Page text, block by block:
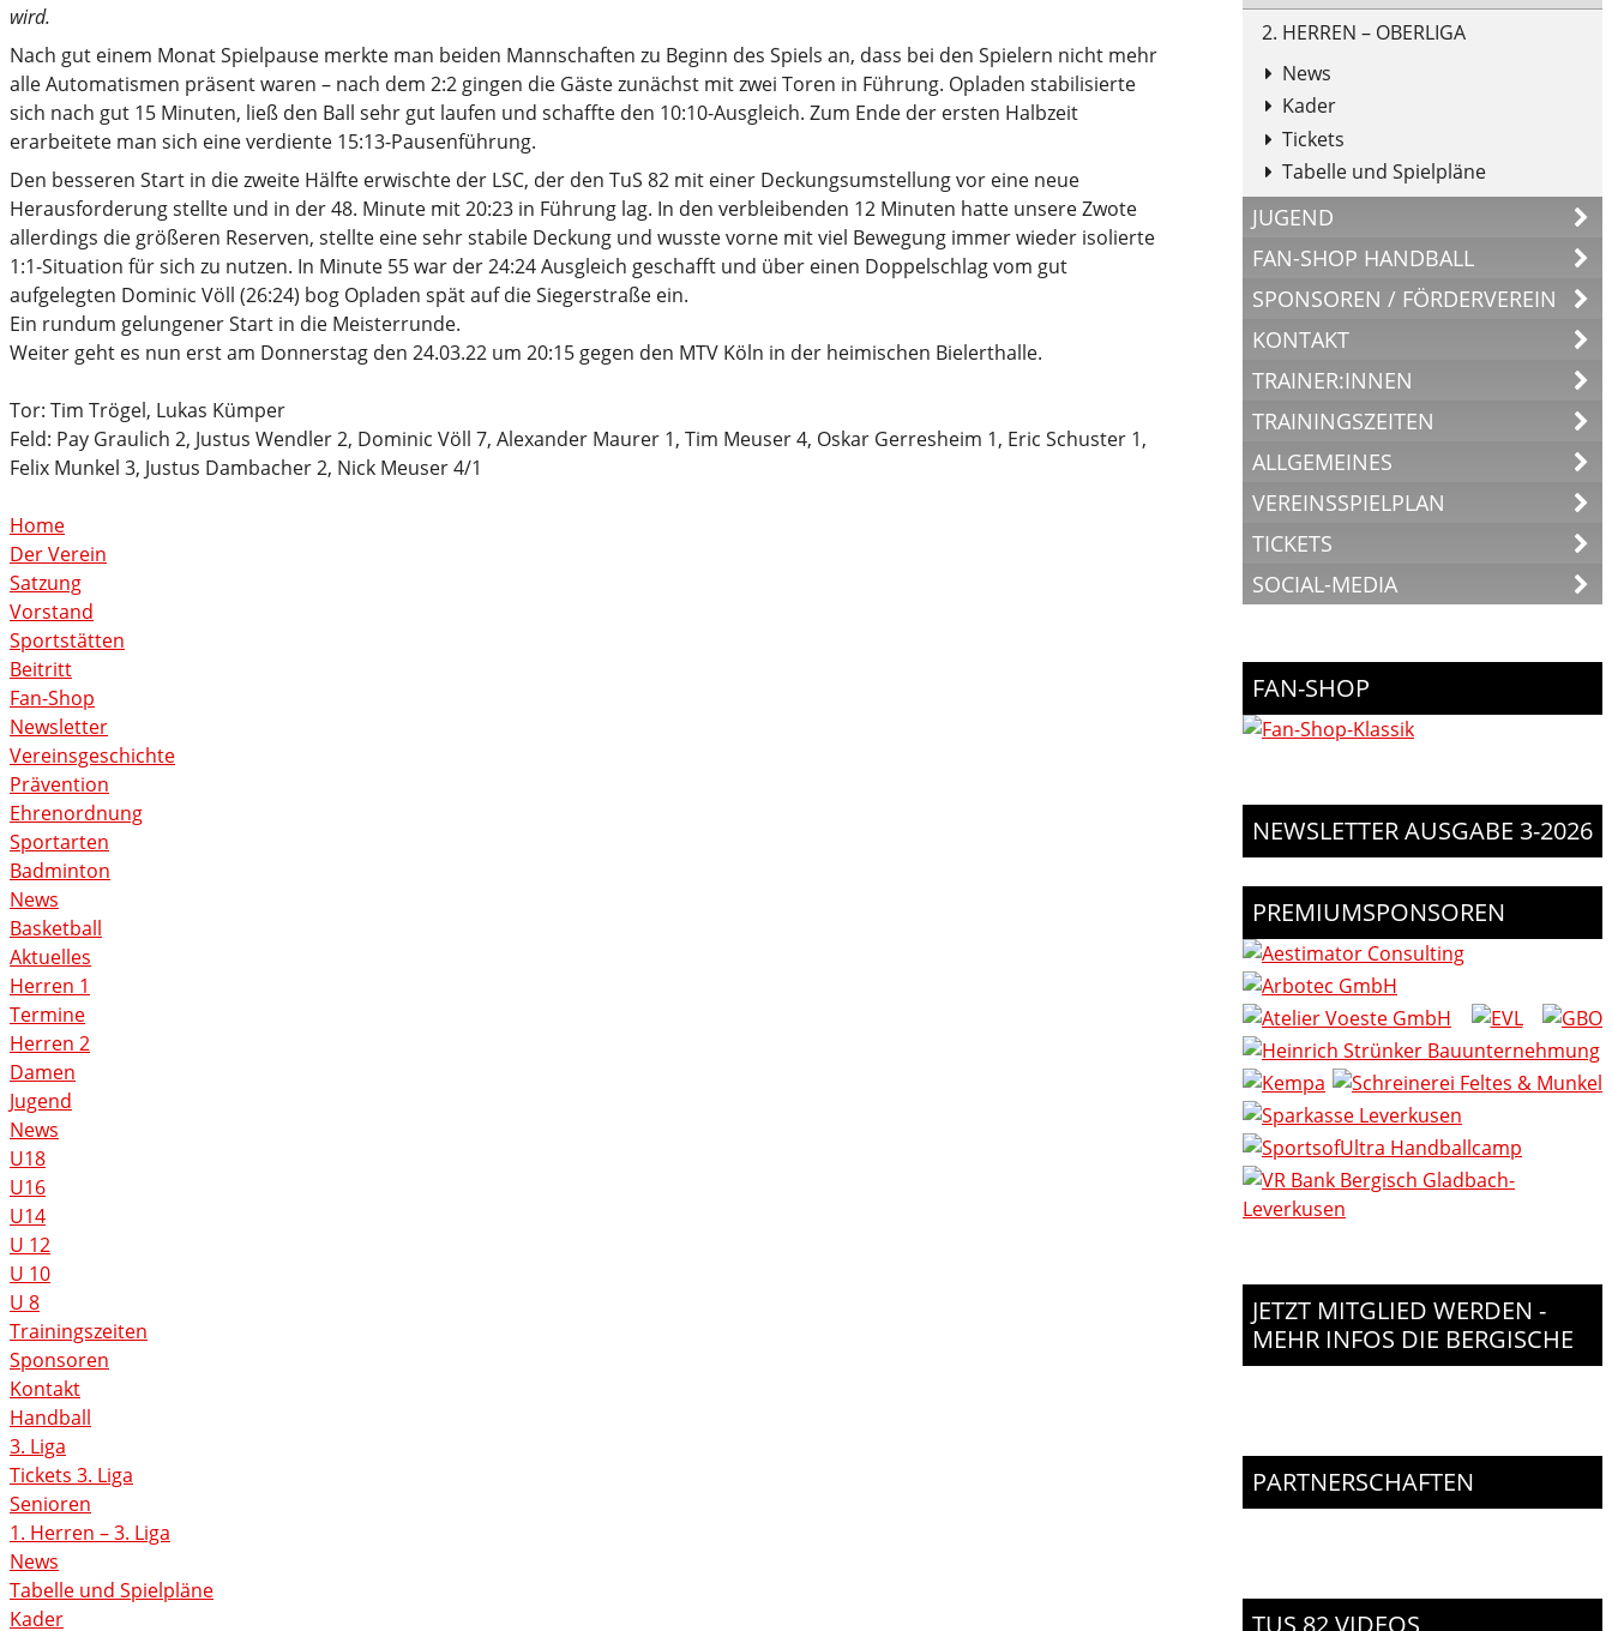
wird.
Nach gut einem Monat Spielpause merkte man beiden Mannschaften zu Beginn des Spiels an, dass bei den Spielern nicht mehr
alle Automatismen präsent waren – nach dem 2:2 gingen die Gäste zunächst mit zwei Toren in Führung. Opladen stabilisierte
sich nach gut 15 Minuten, ließ den Ball sehr gut laufen und schaffte den 10:10-Ausgleich. Zum Ende der ersten Halbzeit
erarbeitete man sich eine verdiente 15:13-Pausenführung.
Den besseren Start in die zweite Hälfte erwischte der LSC, der den TuS 82 mit einer Deckungsumstellung vor eine neue
Herausforderung stellte und in der 48. Minute mit 20:23 in Führung lag. In den verbleibenden 12 Minuten hatte unsere Zwote
allerdings die größeren Reserven, stellte eine sehr stabile Deckung und wusste vorne mit viel Bewegung immer wieder isolierte
1:1-Situation für sich zu nutzen. In Minute 55 war der 24:24 Ausgleich geschafft und über einen Doppelschlag vom gut
aufgelegten Dominic Völl (26:24) bog Opladen spät auf die Siegerstraße ein.
Ein rundum gelungener Start in die Meisterrunde.
Weiter geht es nun erst am Donnerstag den 24.03.22 um 20:15 gegen den MTV Köln in der heimischen Bielerthalle.
Tor: Tim Trögel, Lukas Kümper
Feld: Pay Graulich 2, Justus Wendler 2, Dominic Völl 7, Alexander Maurer 1, Tim Meuser 4, Oskar Gerresheim 1, Eric Schuster 1,
Felix Munkel 3, Justus Dambacher 2, Nick Meuser 4/1
Home
Der Verein
Satzung
Vorstand
Sportstätten
Beitritt
Fan-Shop
Newsletter
Vereinsgeschichte
Prävention
Ehrenordnung
Sportarten
Badminton
News
Basketball
Aktuelles
Herren 1
Termine
Herren 2
Damen
Jugend
News
U18
U16
U14
U 12
U 10
U 8
Trainingszeiten
Sponsoren
Kontakt
Handball
3. Liga
Tickets 3. Liga
Senioren
1. Herren – 3. Liga
News
Tabelle und Spielpläne
Kader
2. HERREN – OBERLIGA
News
Kader
Tickets
Tabelle und Spielpläne
JUGEND
FAN-SHOP HANDBALL
SPONSOREN / FÖRDERVEREIN
KONTAKT
TRAINER:INNEN
TRAININGSZEITEN
ALLGEMEINES
VEREINSSPIELPLAN
TICKETS
SOCIAL-MEDIA
FAN-SHOP
NEWSLETTER AUSGABE 3-2026
PREMIUMSPONSOREN
JETZT MITGLIED WERDEN -
MEHR INFOS DIE BERGISCHE
PARTNERSCHAFTEN